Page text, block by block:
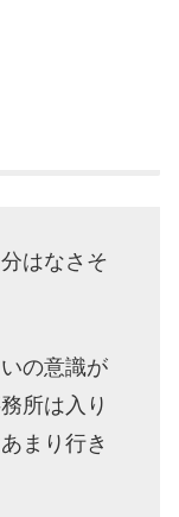
はなさそ
の意識が
所は入り
まり行き